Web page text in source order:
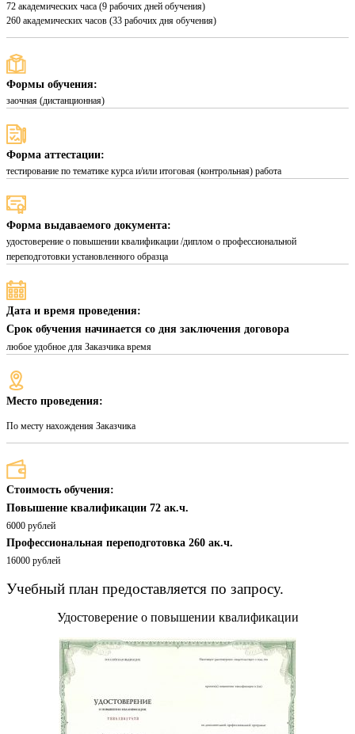
72 академических часа (9 рабочих дней обучения)
260 академических часов (33 рабочих дня обучения)
Формы обучения:
заочная (дистанционная)
Форма аттестации:
тестирование по тематике курса и/или итоговая (контрольная) работа
Форма выдаваемого документа:
удостоверение о повышении квалификации /диплом о профессиональной
переподготовки установленного образца
Дата и время проведения:
Срок обучения начинается со дня заключения договора
любое удобное для Заказчика время
Место проведения:
По месту нахождения Заказчика
Стоимость обучения:
Повышение квалификации 72 ак.ч.
6000 рублей
Профессиональная переподготовка 260 ак.ч.
16000 рублей
Учебный план предоставляется по запросу.
Удостоверение о повышении квалификации